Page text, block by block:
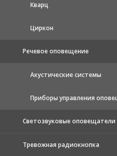
Кварц
Циркон
Речевое оповещение
Акустические системы
Приборы управления
Светозвуковые оповещатели
Тревожная радиокнопка